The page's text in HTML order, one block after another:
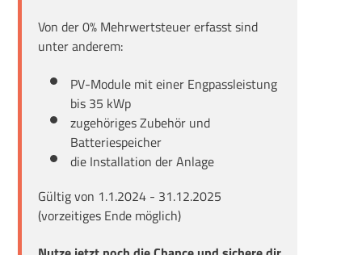
Von der 0% Mehrwertsteuer erfasst sind
unter anderem:
PV-Module mit einer Engpassleistung
bis 35 kWp
zugehöriges Zubehör und
Batteriespeicher
die Installation der Anlage
Gültig von 1.1.2024 - 31.12.2025
(vorzeitiges Ende möglich)